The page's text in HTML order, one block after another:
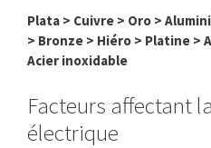
Plata > Cuivre > Oro >
> Bronze > Hiéro > Platine >
Acier inoxidable
Facteurs affectant
électrique